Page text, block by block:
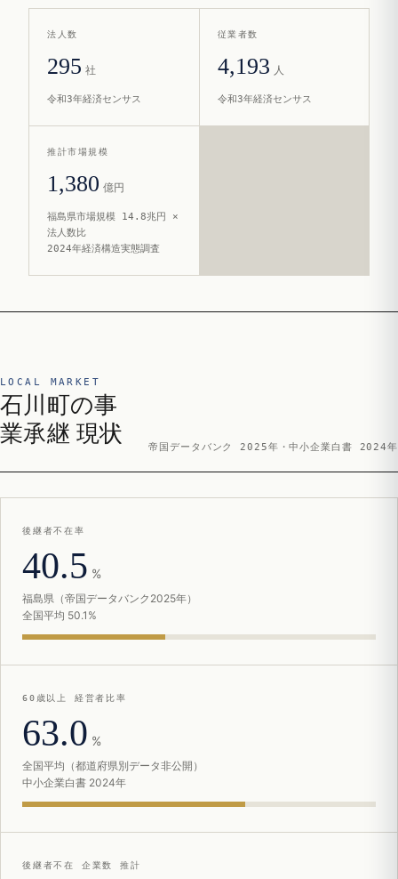
法人数
295 社
令和3年経済センサス
従業者数
4,193 人
令和3年経済センサス
推計市場規模
1,380 億円
福島県市場規模 14.8兆円 ×
法人数比
2024年経済構造実態調査
LOCAL MARKET
石川町の事
業承継 現状
帝国データバンク 2025年・中小企業白書 2024年
後継者不在率
40.5 %
福島県（帝国データバンク2025年）
全国平均 50.1%
60歳以上 経営者比率
63.0 %
全国平均（都道府県別データ非公開）
中小企業白書 2024年
後継者不在 企業数 推計